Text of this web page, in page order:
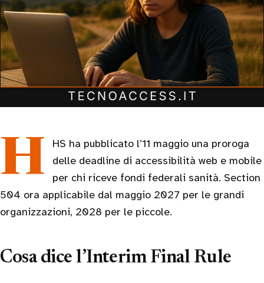
HHS ha pubblicato l’11 maggio una proroga
delle deadline di accessibilità web e mobile
per chi riceve fondi federali sanità. Section
504 ora applicabile dal maggio 2027 per le grandi
organizzazioni, 2028 per le piccole.
Cosa dice l’Interim Final Rule